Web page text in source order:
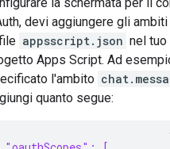
devi aggiungere gli ambiti
appsscript.json nel tuo
Apps Script. Ad
l'ambito
quanto segue: